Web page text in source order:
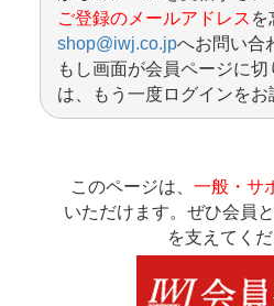
ご登録のメールアドレス を
shop@iwj.co.jpへお問い合
もし画面が会員ページに切
は、もう一度ログインをお
このページは、 一般・サ
いただけます。ぜひ会員
を支えてくだ